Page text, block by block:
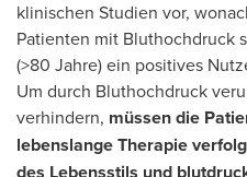
klinischen Studien vor,
Patienten mit Bluthochdruck
(>80 Jahre) ein positives
Um durch Bluthochdruck
verhindern, müssen die
lebenslange Therapie
des Lebensstils und